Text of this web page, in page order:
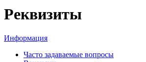
Реквизиты
Информация
Часто задаваемые вопросы